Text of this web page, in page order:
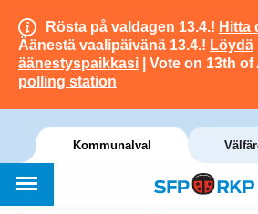
Rösta på valdagen 13.4.! Hitta
Äänestä vaalipäivänä 13.4.! Löydä
äänestyspaikkasi | Vote on 13th of
polling station
Kommunalval